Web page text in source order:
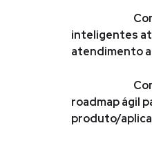
inteligentes
atendimento
roadmap ágil
produto/